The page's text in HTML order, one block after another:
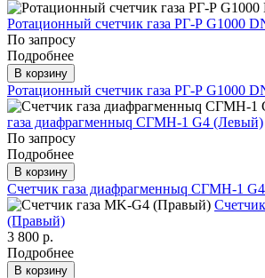
Ротационный счетчик газа РГ-Р G1000
По запросу
Подробнее
В корзину
Ротационный счетчик газа РГ-Р G1000
газа диафрагменныq СГМН-1 G4 (Левый)
По запросу
Подробнее
В корзину
Счетчик газа диафрагменныq СГМН-1
(Правый)
3 800 р.
Подробнее
В корзину